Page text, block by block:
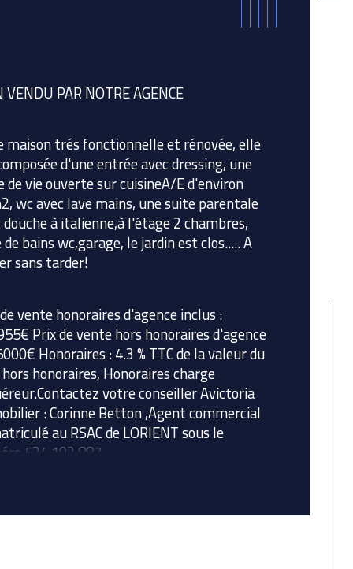
Valeurs
de pièces
de niveaux
salle d'eau
VENDU PAR NOTRE AGENCE
maison trés fonctionnelle et rénovée, elle
d'une entrée avec dressing, une
de vie ouverte sur cuisineA/E d'environ
wc avec lave mains, une suite parentale
à italienne,à l'étage 2 chambres,
bains wc,garage, le jardin est clos..... A
sans tarder!
vente honoraires d'agence inclus :
Prix de vente hors honoraires d'agence
Honoraires : 4.3 % TTC de la valeur du
honoraires, Honoraires charge
votre conseiller Avictoria
: Corinne Betton ,Agent commercial
au RSAC de LORIENT sous le
524 192 887